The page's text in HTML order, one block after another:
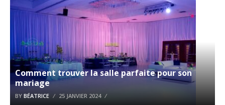
Comment trouver la salle parfaite pour son
mariage
BY BÉATRICE 25 JANVIER 2024